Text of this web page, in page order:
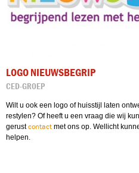
LOGO NIEUWSBEGRIP
CED-GROEP
Wilt u ook een logo of huisstijl laten
restylen? Of heeft u een vraag die wij
gerustcontact met ons op. Wellicht
helpen.